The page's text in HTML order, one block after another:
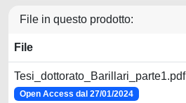
File in questo prodotto:
File
Tesi_dottorato_Barillari_parte1.pdf
Open Access dal 27/01/2024